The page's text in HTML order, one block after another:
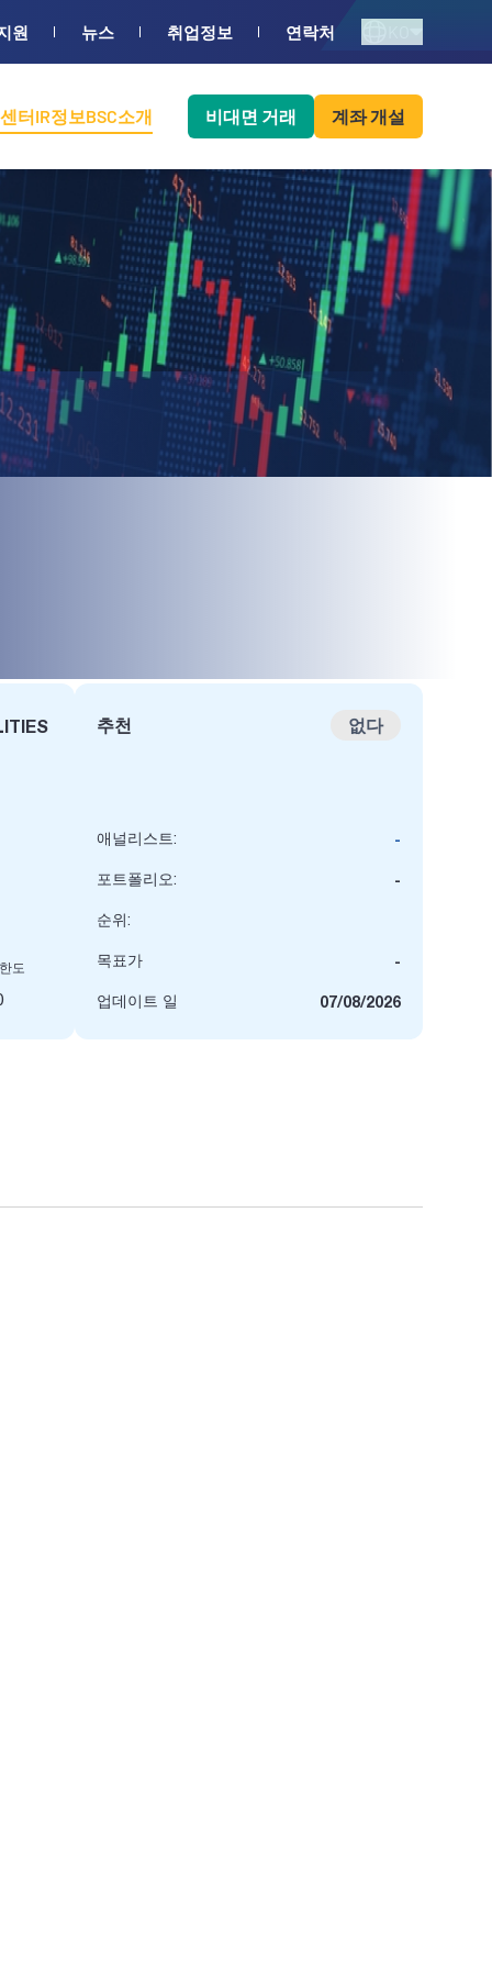
원 뉴스 취업정보 연락처
터IR정보BSC소개 비대면 거래 계좌 개설
도
추천 없다
애널리스트: -
포트폴리오: -
순위:
목표가 -
업데이트 일 07/08/2026